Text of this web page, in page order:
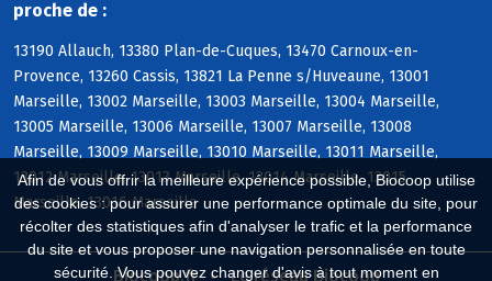
Afin de vous offrir la meilleure expérience possible, Biocoop utilise
des cookies : pour assurer une performance optimale du site, pour
récolter des statistiques afin d'analyser le trafic et la performance
du site et vous proposer une navigation personnalisée en toute
sécurité. Vous pouvez changer d'avis à tout moment en
proche de :
13190 Allauch, 13380 Plan-de-Cuques, 13470 Carnoux-en-
Provence, 13260 Cassis, 13821 La Penne s/Huveaune, 13001
Marseille, 13002 Marseille, 13003 Marseille, 13004 Marseille,
13005 Marseille, 13006 Marseille, 13007 Marseille, 13008
Marseille, 13009 Marseille, 13010 Marseille, 13011 Marseille,
13012 Marseille, 13013 Marseille, 13014 Marseille, 13015
Marseille, 13016 Marseille
Biocoop.fr Le réseau Biocoop